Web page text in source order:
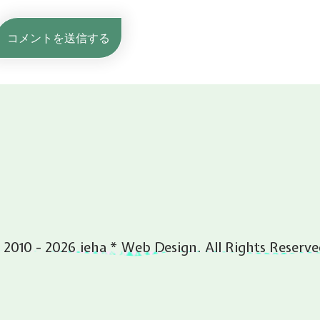
- 2026 ieha * Web Design. All Rights